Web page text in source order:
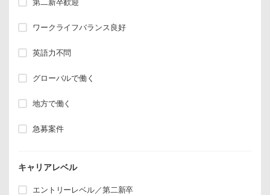
第二新卒歓迎
ワークライフバランス良好
英語力不問
グローバルで働く
地方で働く
急募案件
キャリアレベル
エントリーレベル／第二新卒